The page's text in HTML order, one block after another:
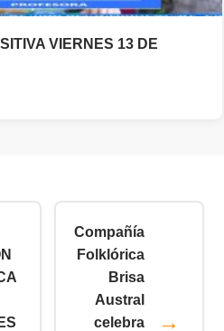
VIERNES 13 DE
Compañía
Folklórica
Brisa
Austral
celebra